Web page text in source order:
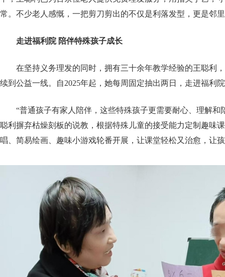
常。不少老人感慨，一把剪刀剪出的不仅是利落发型，更是邻
走进福利院 陪伴特殊孩子成长
在坚持义务理发的同时，拥有三十余年教学经验的王聪利
续到公益一线。自2025年起，她每周固定抽出两日，走进福利
“普通孩子有家人陪伴，这些特殊孩子更需要耐心、理解和
聪利摒弃枯燥刻板的说教，根据特殊儿童的接受能力定制趣味
唱、简易绘画、趣味小游戏轮番开展，让课堂轻松又治愈，让